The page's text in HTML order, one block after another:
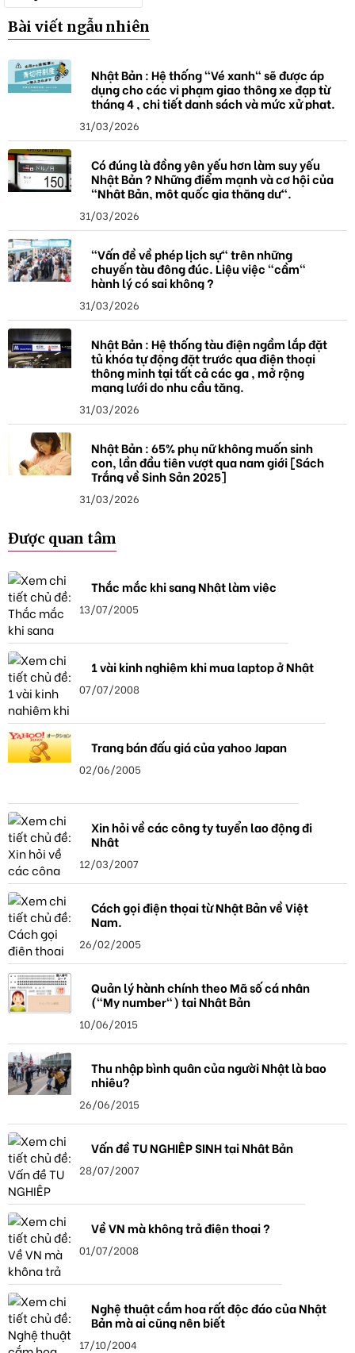
ó
a
Bài viết ngẫu nhiên
Nhật Bản : Hệ thống "Vé xanh" sẽ được áp
dụng cho các vi phạm giao thông xe đạp từ
tháng 4 , chi tiết danh sách và mức xử phạt.
31/03/2026
Có đúng là đồng yên yếu hơn làm suy yếu
Nhật Bản ? Những điểm mạnh và cơ hội của
"Nhật Bản, một quốc gia thặng dư".
31/03/2026
"Vấn đề về phép lịch sự" trên những
chuyến tàu đông đúc. Liệu việc "cầm"
hành lý có sai không ?
31/03/2026
Nhật Bản : Hệ thống tàu điện ngầm lắp đặt
tủ khóa tự động đặt trước qua điện thoại
thông minh tại tất cả các ga , mở rộng
mạng lưới do nhu cầu tăng.
31/03/2026
Nhật Bản : 65% phụ nữ không muốn sinh
con, lần đầu tiên vượt qua nam giới [Sách
Trắng về Sinh Sản 2025]
31/03/2026
Được quan tâm
Thắc mắc khi sang Nhật làm việc
13/07/2005
1 vài kinh nghiệm khi mua laptop ở Nhật
07/07/2008
Trang bán đấu giá của yahoo Japan
02/06/2005
Xin hỏi về các công ty tuyển lao động đi
Nhật
12/03/2007
Cách gọi điện thọai từ Nhật Bản về Việt
Nam.
26/02/2005
Quản lý hành chính theo Mã số cá nhân
("My number") tại Nhật Bản
10/06/2015
Thu nhập bình quân của người Nhật là bao
nhiêu?
26/06/2015
Vấn đề TU NGHIỆP SINH tại Nhật Bản
28/07/2007
Về VN mà không trả điện thoại ?
01/07/2008
Nghệ thuật cắm hoa rất độc đáo của Nhật
Bản mà ai cũng nên biết
17/10/2004